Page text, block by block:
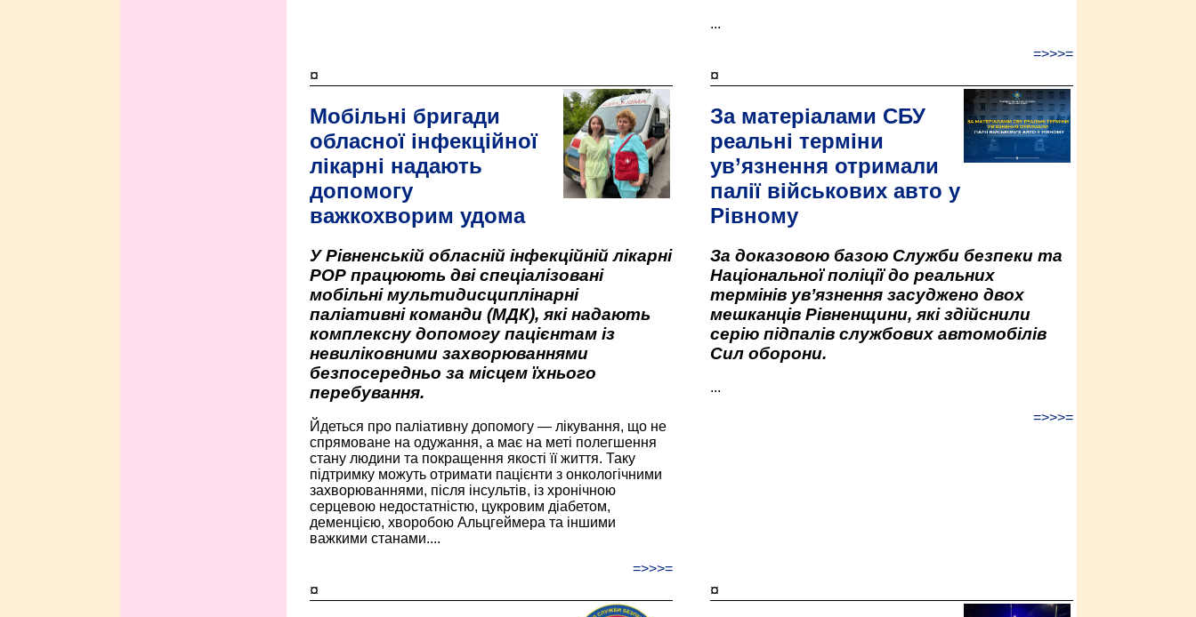
...
=>>>=
¤
Мобільні бригади
обласної інфекційної
лікарні надають
допомогу
важкохворим удома
У Рівненській обласній інфекційній лікарні
РОР працюють дві спеціалізовані
мобільні мультидисциплінарні
паліативні команди (МДК), які надають
комплексну допомогу пацієнтам із
невиліковними захворюваннями
безпосередньо за місцем їхнього
перебування.
Йдеться про паліативну допомогу — лікування, що не
спрямоване на одужання, а має на меті полегшення
стану людини та покращення якості її життя. Таку
підтримку можуть отримати пацієнти з онкологічними
захворюваннями, після інсультів, із хронічною
серцевою недостатністю, цукровим діабетом,
деменцією, хворобою Альцгеймера та іншими
важкими станами....
=>>>=
¤
За матеріалами СБУ
реальні терміни
ув’язнення отримали
палії військових авто у
Рівному
За доказовою базою Служби безпеки та
Національної поліції до реальних
термінів ув’язнення засуджено двох
мешканців Рівненщини, які здійснили
серію підпалів службових автомобілів
Сил оборони.
...
=>>>=
¤ ¤